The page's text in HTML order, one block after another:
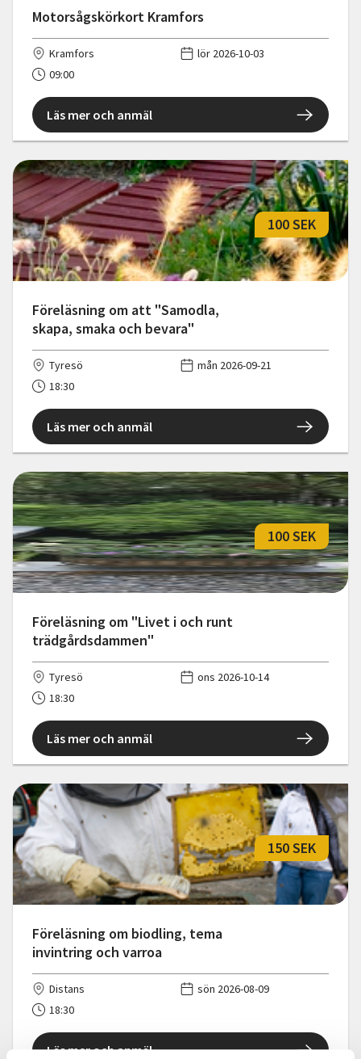
Motorsågskörkort Kramfors
Kramfors
lör 2026-10-03
09:00
Läs mer och anmäl
Föreläsning om att "Samodla,
skapa, smaka och bevara"
100 SEK
Tyresö
mån 2026-09-21
18:30
Läs mer och anmäl
Föreläsning om "Livet i och runt
trädgårdsdammen"
100 SEK
Tyresö
ons 2026-10-14
18:30
Läs mer och anmäl
Föreläsning om biodling, tema
invintring och varroa
150 SEK
Distans
sön 2026-08-09
18:30
Läs mer och anmäl